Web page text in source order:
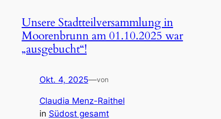
Unsere Stadtteilversammlung in
Moorenbrunn am 01.10.2025 war
„ausgebucht“!
Okt. 4, 2025—von
Claudia Menz-Raithel
in Südost gesamt